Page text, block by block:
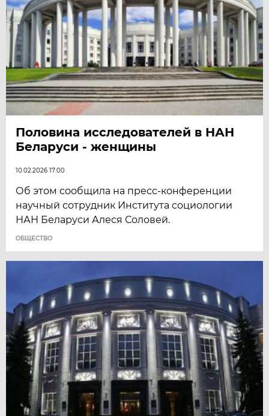
Половина исследователей в НАН
Беларуси - женщины
10.02.2026 17:00
Об этом сообщила на пресс-конференции
научный сотрудник Института социологии
НАН Беларуси Алеся Соловей.
ОБЩЕСТВО